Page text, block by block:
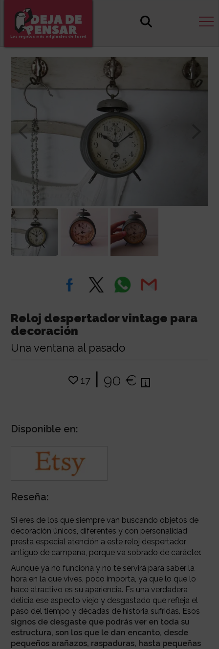
Los regalos más originales de la red
Reloj despertador vintage para
decoración
Una ventana al pasado
17 | 90 €
Disponible en:
Reseña:
Si eres de los que siempre van buscando objetos de
decoración únicos, diferentes y con personalidad
presta especial atención a este reloj despertador
antiguo de campana, porque va sobrado de carácter.
Aunque ya no funciona y no te servirá para saber la
hora en la que vives, poco importa, ya que lo que lo
hace atractivo es su apariencia. Es una verdadera
delicia ese aspecto viejo y desgastado que refleja el
paso del tiempo y décadas de historia sufridas. Esos
signos de desgaste que podrás ver en toda su
estructura, son los que le dan encanto, desde
pequeños arañazos, raspaduras, hasta pequeñas